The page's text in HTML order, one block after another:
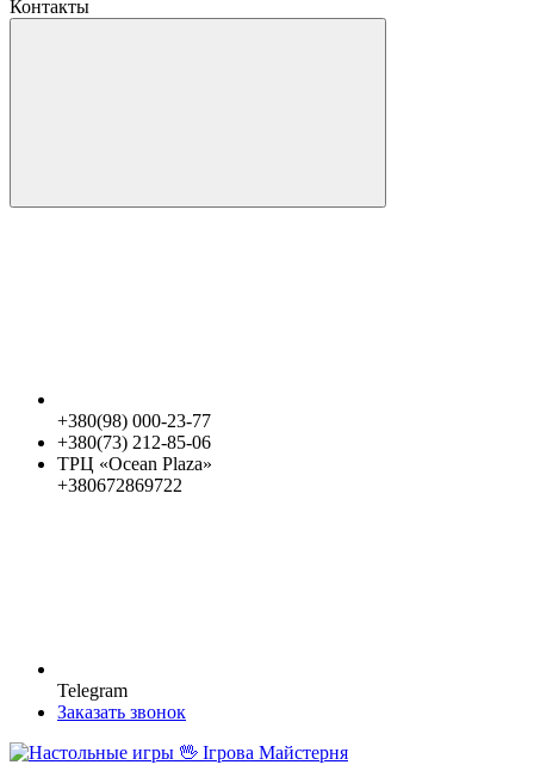
Контакты
+380(98) 000-23-77
+380(73) 212-85-06
ТРЦ «Ocean Plaza»
+380672869722
Telegram
Заказать звонок